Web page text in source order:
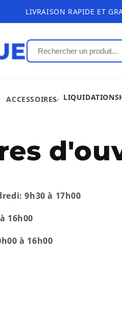
LIVRAISON RAPIDE ET
ACCESSOIRES LIQUIDATIONS
9h30 à 17h00
16h00
à 16h00